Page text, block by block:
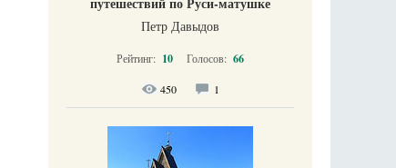
Петр Давыдов
Рейтинг: 10 Голосов: 66
450 1